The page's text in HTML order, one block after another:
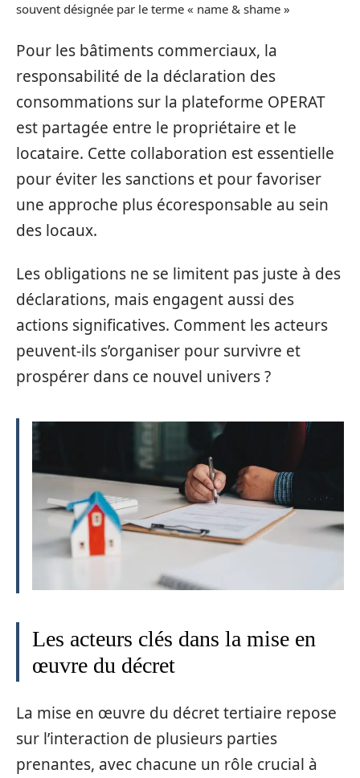
souvent désignée par le terme « name & shame »
Pour les bâtiments commerciaux, la
responsabilité de la déclaration des
consommations sur la plateforme OPERAT
est partagée entre le propriétaire et le
locataire. Cette collaboration est essentielle
pour éviter les sanctions et pour favoriser
une approche plus écoresponsable au sein
des locaux.
Les obligations ne se limitent pas juste à des
déclarations, mais engagent aussi des
actions significatives. Comment les acteurs
peuvent-ils s’organiser pour survivre et
prospérer dans ce nouvel univers ?
Les acteurs clés dans la mise en
œuvre du décret
La mise en œuvre du décret tertiaire repose
sur l’interaction de plusieurs parties
prenantes, avec chacune un rôle crucial à